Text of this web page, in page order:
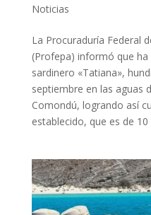
Noticias
La Procuraduría Federal
(Profepa) informó que
sardinero «Tatiana»,
septiembre en las aguas
Comondú, logrando así
establecido, que es de 10